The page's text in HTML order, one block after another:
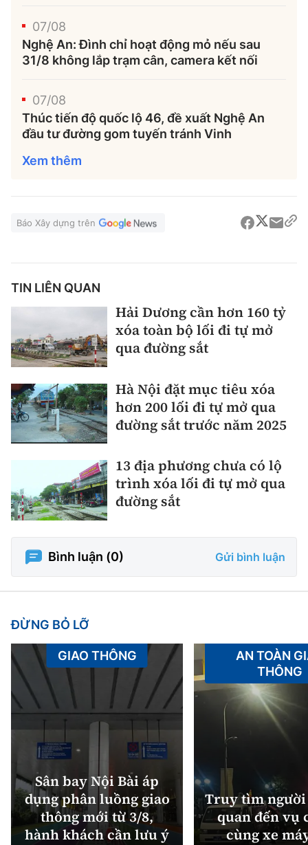
07/08
Nghệ An: Đình chỉ hoạt động mỏ nếu sau
31/8 không lắp trạm cân, camera kết nối
07/08
Thúc tiến độ quốc lộ 46, đề xuất Nghệ An
đầu tư đường gom tuyến tránh Vinh
Xem thêm
Báo Xây dựng trên
TIN LIÊN QUAN
Hải Dương cần hơn 160 tỷ
xóa toàn bộ lối đi tự mở
qua đường sắt
Hà Nội đặt mục tiêu xóa
hơn 200 lối đi tự mở qua
đường sắt trước năm 2025
13 địa phương chưa có lộ
trình xóa lối đi tự mở qua
đường sắt
Bình luận (0) Gửi bình luận
ĐỪNG BỎ LỠ
Sân bay Nội Bài áp
dụng phân luồng giao
thông mới từ 3/8,
hành khách cần lưu ý
GIAO THÔNG
Truy tìm
quan đến vụ
cùng xe
AN TOÀN
THÔNG